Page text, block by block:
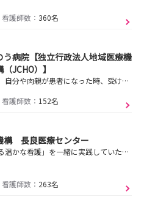
看護師数： 360名
う病院【独立行政法人地域医療機
JCHO）】
「私たちは、自分や肉親が患者になった時、受けたいと思う看護をイメージし、患者様の気持ちを思いやり、安全で安心できる質の高い看護を提供します。」を理念としています
看護師数： 152名
構 長良医療センター
「笑顔のある温かな看護」を一緒に実践していただける方をお待ちしております
看護師数： 263名